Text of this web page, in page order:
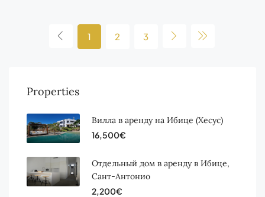
1 2 3
Properties
Вилла в аренду на Ибице (Хесус)
16,500€
Отдельный дом в аренду в Ибице,
Сант-Антонио
2,200€